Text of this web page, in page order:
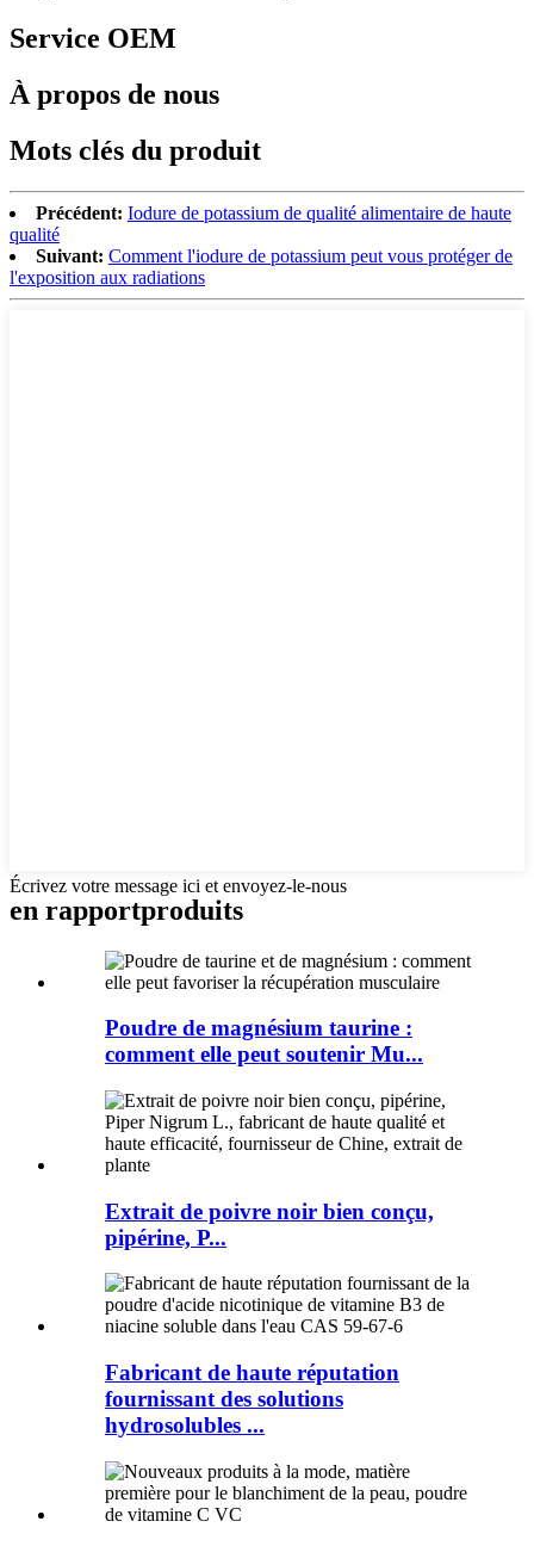
Service OEM
À propos de nous
Mots clés du produit
Précédent: Iodure de potassium de qualité alimentaire de haute
qualité
Suivant: Comment l'iodure de potassium peut vous protéger de
l'exposition aux radiations
Écrivez votre message ici et envoyez-le-nous
en rapportproduits
Poudre de magnésium taurine :
comment elle peut soutenir Mu...
Extrait de poivre noir bien conçu,
pipérine, P...
Fabricant de haute réputation
fournissant des solutions
hydrosolubles ...